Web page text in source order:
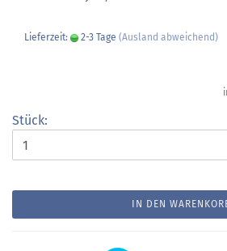
Lieferzeit: 2-3 Tage (Ausland abweichend)
Stück:
IN DEN